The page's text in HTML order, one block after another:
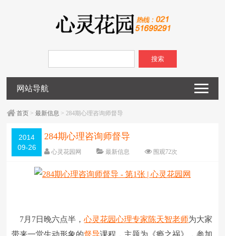
搜索
网站导航
首页 >最新信息 > 284期心理咨询师督导
2014
09-26
284期心理咨询师督导
心灵花园网 最新信息 围观72次
字体：大 中 小
7月7日晚六点半，心灵花园心理专家陈天智老师为大家
带来一堂生动形象的督导课程，主题为《瘾之祸》，参加